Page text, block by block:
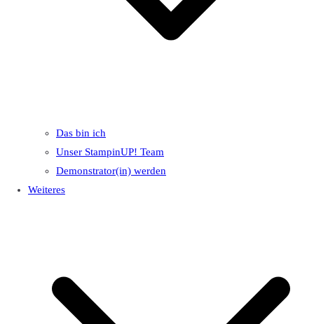
Das bin ich
Unser StampinUP! Team
Demonstrator(in) werden
Weiteres